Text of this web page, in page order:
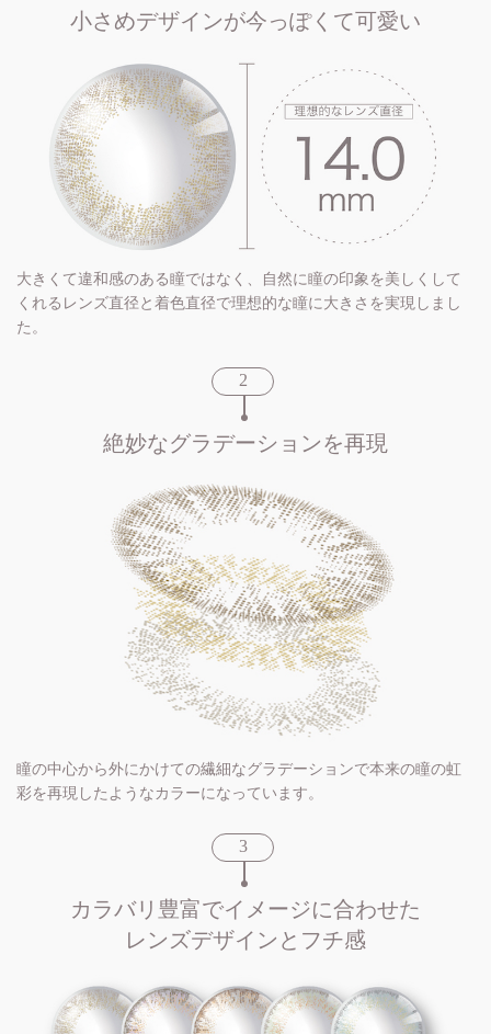
小さめデザインが今っぽくて可愛い
大きくて違和感のある瞳ではなく、自然に瞳の印象を美しくして
くれるレンズ直径と着色直径で理想的な瞳に大きさを実現しまし
た。
絶妙なグラデーションを再現
瞳の中心から外にかけての繊細なグラデーションで本来の瞳の虹
彩を再現したようなカラーになっています。
カラバリ豊富でイメージに合わせた
レンズデザインとフチ感